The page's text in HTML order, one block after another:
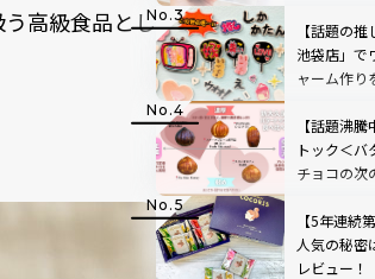
高級食品とし
STAND」
TOP3も
【話題の
池袋店」で
ャーム作り
人も夢中
【話題沸
トック＜バ
チョコの次
せ！
【5年連続
人気の秘密
レビュー！